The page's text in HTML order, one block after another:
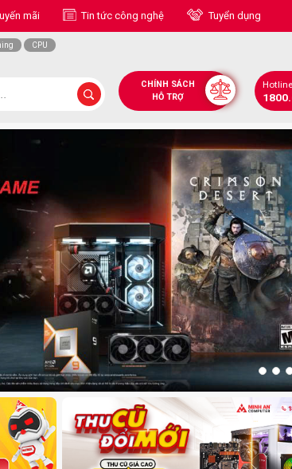
mãi Tin tức công nghệ Tuyển dụng
CPU
CHÍNH SÁCH
HỖ TRỢ
Hotline